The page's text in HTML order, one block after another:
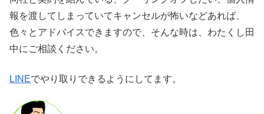
報を渡してしまっていてキャンセルが怖いなどあれば、
色々とアドバイスできますので、そんな時は、わたくし田
中にご相談ください。
LINEでやり取りできるようにしてます。